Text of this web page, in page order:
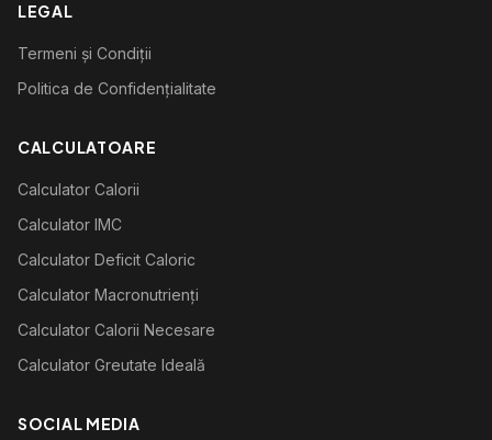
LEGAL
Termeni și Condiții
Politica de Confidențialitate
CALCULATOARE
Calculator Calorii
Calculator IMC
Calculator Deficit Caloric
Calculator Macronutrienți
Calculator Calorii Necesare
Calculator Greutate Ideală
SOCIAL MEDIA